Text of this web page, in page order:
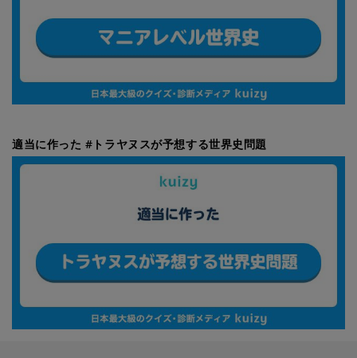
適当に作った #トラヤヌスが予想する世界史問題